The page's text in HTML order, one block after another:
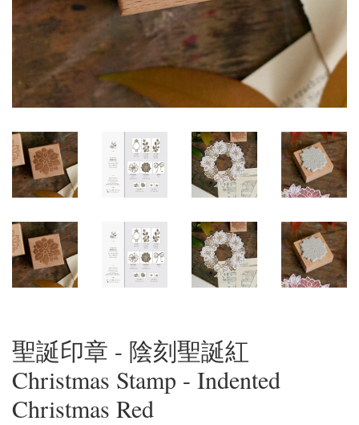
聖誕印章 - 陰刻聖誕紅
Christmas Stamp - Indented
Christmas Red